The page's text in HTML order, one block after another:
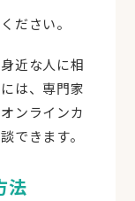
ださい。
近な人に相
は、専門家
ンラインカ
できます。
法